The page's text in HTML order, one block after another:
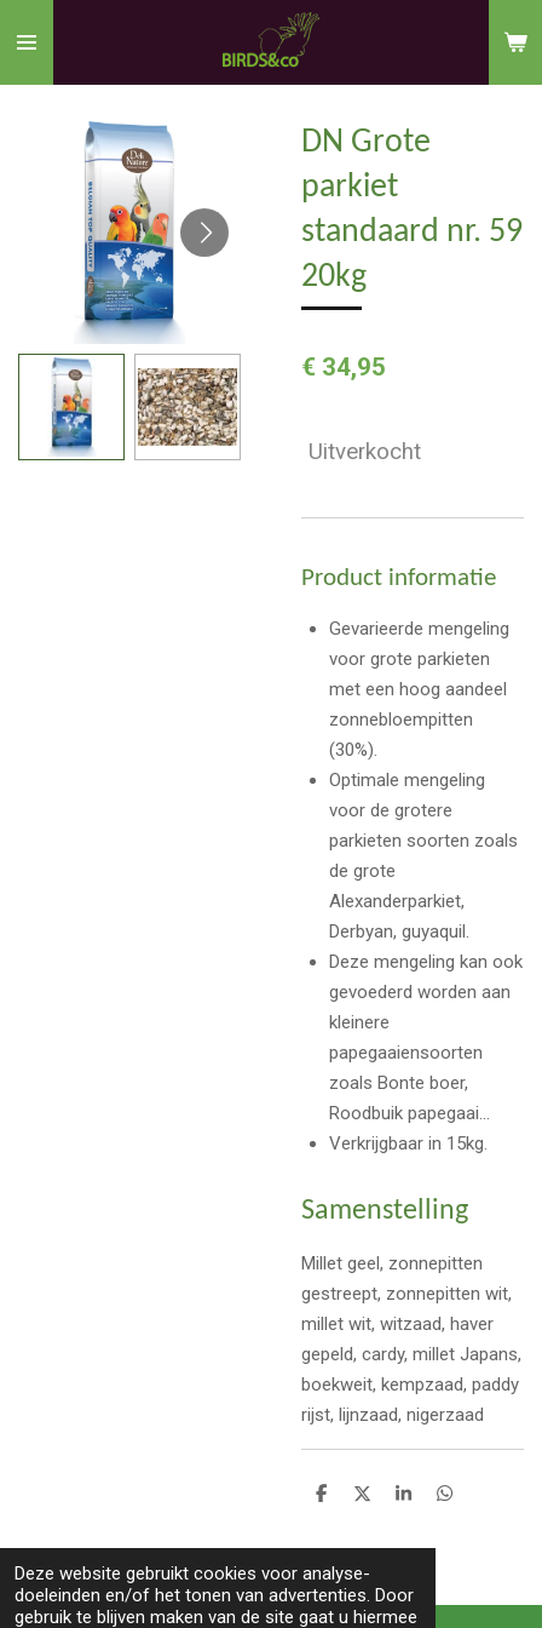
Deze website gebruikt cookies voor analyse-
doeleinden en/of het tonen van advertenties. Door
gebruik te blijven maken van de site gaat u hiermee
direct
naar
hoofdinhoud
DN Grote
parkiet
standaard nr. 59
20kg
€ 34,95
Uitverkocht
Product informatie
Gevarieerde mengeling
voor grote parkieten
met een hoog aandeel
zonnebloempitten
(30%).
Optimale mengeling
voor de grotere
parkieten soorten zoals
de grote
Alexanderparkiet,
Derbyan, guyaquil.
Deze mengeling kan ook
gevoederd worden aan
kleinere
papegaaiensoorten
zoals Bonte boer,
Roodbuik papegaai…
Verkrijgbaar in 15kg.
Samenstelling
Millet geel, zonnepitten
gestreept, zonnepitten wit,
millet wit, witzaad, haver
gepeld, cardy, millet Japans,
boekweit, kempzaad, paddy
rijst, lijnzaad, nigerzaad
D
n
D
S
D
TOP